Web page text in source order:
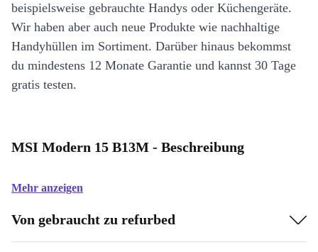
beispielsweise gebrauchte Handys oder Küchengeräte.
Wir haben aber auch neue Produkte wie nachhaltige
Handyhüllen im Sortiment. Darüber hinaus bekommst
du mindestens 12 Monate Garantie und kannst 30 Tage
gratis testen.
MSI Modern 15 B13M - Beschreibung
Mehr anzeigen
Von gebraucht zu refurbed